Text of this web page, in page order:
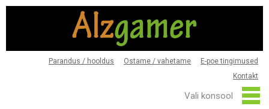
Parandus / hooldus Ostame / vahetame
E-poe tingimused
Kontakt